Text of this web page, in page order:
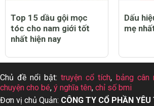
Top 15 dầu gội mọc
tóc cho nam giới tốt
nhất hiện nay
Dấu
mẹ
Chủ đề nổi bật:truyện cổ tích, bảng cân
chuyện cho bé, ý nghĩa tên, chỉ số bmi
Đơn vị chủ Quản: CÔNG TY CỔ PHẦN YÊU